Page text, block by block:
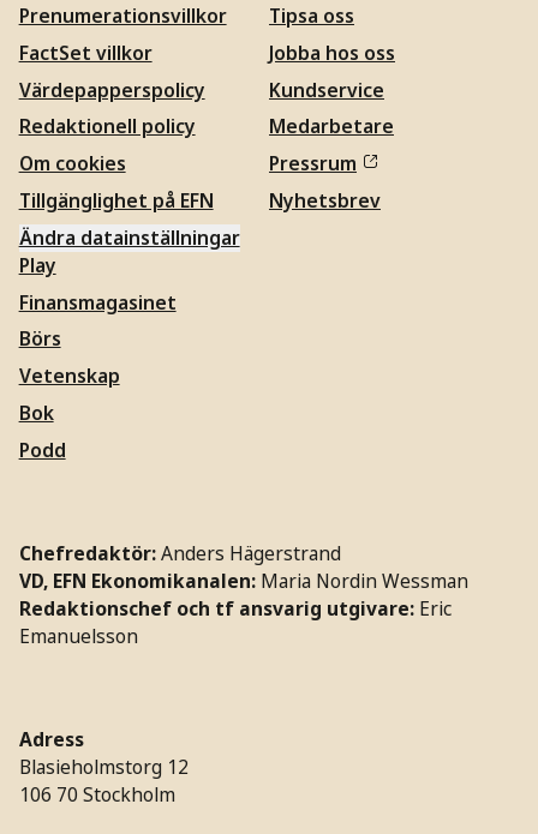
Prenumerationsvillkor
FactSet villkor
Värdepapperspolicy
Redaktionell policy
Om cookies
Tillgänglighet på EFN
Ändra datainställningar
Tipsa oss
Jobba hos oss
Kundservice
Medarbetare
Pressrum
Nyhetsbrev
Play
Finansmagasinet
Börs
Vetenskap
Bok
Podd
Chefredaktör:Anders Hägerstrand
VD, EFN Ekonomikanalen: Maria Nordin Wessman
Redaktionschef och tf ansvarig utgivare: Eric
Emanuelsson
Adress
Blasieholmstorg 12
106 70 Stockholm